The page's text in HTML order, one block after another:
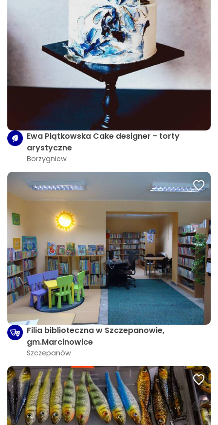
Ewa Piątkowska Cake designer - torty
arystyczne
Borzygniew
Filia biblioteczna w Szczepanowie,
gm.Marcinowice
Szczepanów